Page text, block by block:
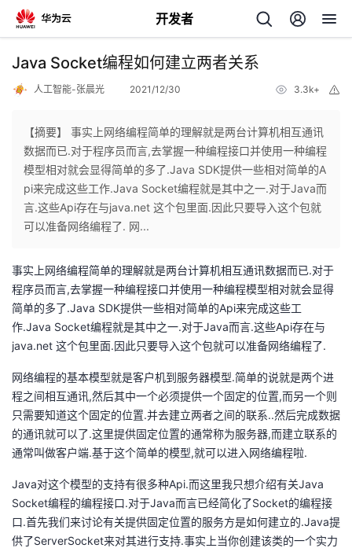
开发者
返
个
人
主
页
我
的
开
发
者
我
的
博
客
我
的
论
我
的
我
Java Socket编程如何建立两者关系
人工智能-张晨光 2021/12/30 3.3k+
【摘要】 事实上网络编程简单的理解就是两台计算机相互通讯
数据而已.对于程序员而言,去掌握一种编程接口并使用一种编程
模型相对就会显得简单的多了.Java SDK提供一些相对简单的A
pi来完成这些工作.Java Socket编程就是其中之一.对于Java而
言.这些Api存在与java.net 这个包里面.因此只要导入这个包就
可以准备网络编程了. 网...
事实上网络编程简单的理解就是两台计算机相互通讯数据而已.对于
程序员而言,去掌握一种编程接口并使用一种编程模型相对就会显得
简单的多了.Java SDK提供一些相对简单的Api来完成这些工
作.Java Socket编程就是其中之一.对于Java而言.这些Api存在与
java.net 这个包里面.因此只要导入这个包就可以准备网络编程了.
网络编程的基本模型就是客户机到服务器模型.简单的说就是两个进
程之间相互通讯,然后其中一个必须提供一个固定的位置,而另一个则
只需要知道这个固定的位置.并去建立两者之间的联系..然后完成数据
的通讯就可以了.这里提供固定位置的通常称为服务器,而建立联系的
通常叫做客户端.基于这个简单的模型,就可以进入网络编程啦.
Java对这个模型的支持有很多种Api.而这里我只想介绍有关Java
Socket编程的编程接口.对于Java而言已经简化了Socket的编程接
口.首先我们来讨论有关提供固定位置的服务方是如何建立的.Java提
供了ServerSocket来对其进行支持.事实上当你创建该类的一个实力